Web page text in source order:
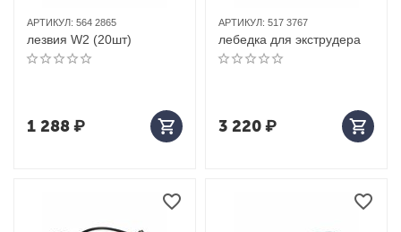
АРТИКУЛ: 564 2865
лезвия W2 (20шт)
1 288₽
АРТИКУЛ: 517 3767
лебедка для экструдера
3 220₽